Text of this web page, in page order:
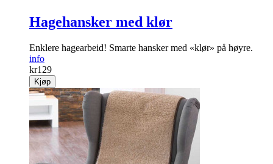
Hagehansker med klør
Enklere hagearbeid! Smarte hansker med «klør» på høyre.
info
kr129
Kjøp